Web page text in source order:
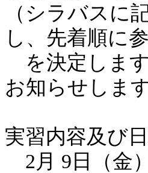
（シラバスに
し、先着順に
を決定しま
お知らせしま
実習内容及び
2月 9日（金